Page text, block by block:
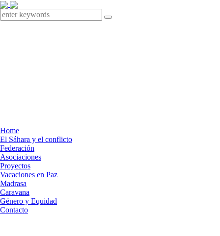
Home
El Sáhara y el conflicto
Federación
Asociaciones
Proyectos
Vacaciones en Paz
Madrasa
Caravana
Género y Equidad
Contacto